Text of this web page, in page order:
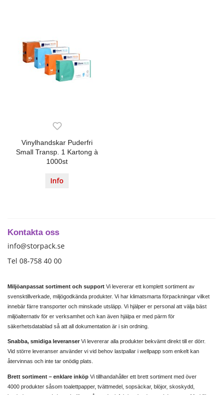
Vinylhandskar Puderfri
Small Transp. 1 Kartong à
1000st
Info
Kontakta oss
info@storpack.se
Tel 08-758 40 00
Miljöanpassat sortiment och support Vi levererar ett komplett sortiment av
svensktillverkade, miljögodkända produkter. Vi har klimatsmarta förpackningar vilket
innebär färre transporter och minskade utsläpp. Vi hjälper er personal att välja bäst
miljöalternativ för er verksamhet och kan även hjälpa er med pärm för
säkerhetsdatablad så att all dokumentation är i sin ordning.
Snabba, smidiga leveranser Vi levererar alla produkter bekvämt direkt till er dörr.
Vid större leveranser använder vi vid behov lastpallar i wellpapp som enkelt kan
återvinnas och inte tar onödig plats.
Brett sortiment – enklare inköp Vi tillhandahåller ett brett sortiment med över
4000 produkter såsom toalettpapper, tvättmedel, sopsäckar, blöjor, skoskydd,